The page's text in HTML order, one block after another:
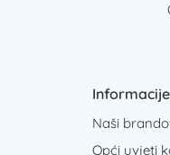
Informacije
Naši
Opći uvjeti